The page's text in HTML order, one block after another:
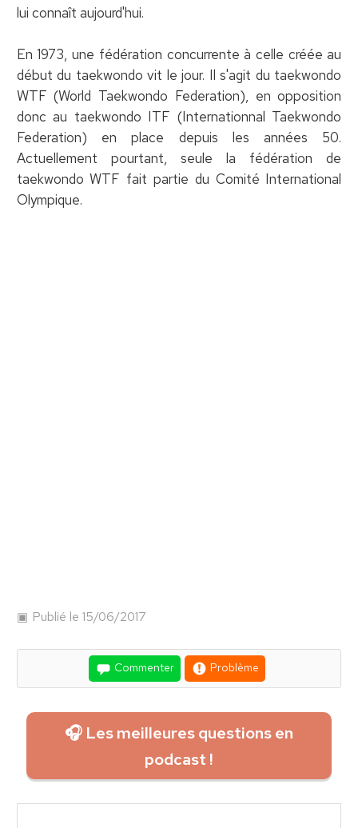
lui connaît aujourd'hui.
En 1973, une fédération concurrente à celle créée au
début du taekwondo vit le jour. Il s'agit du taekwondo
WTF (World Taekwondo Federation), en opposition
donc au taekwondo ITF (Internationnal Taekwondo
Federation) en place depuis les années 50.
Actuellement pourtant, seule la fédération de
taekwondo WTF fait partie du Comité International
Olympique.
Publié le 15/06/2017
Commenter Problème
🎧 Les meilleures questions en
podcast !